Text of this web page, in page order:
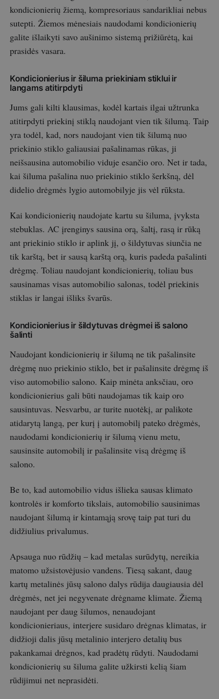
kondicionierių žiemą, kompresoriaus sandarikliai nebus
sutepti. Žiemos mėnesiais naudodami kondicionierių
galite išlaikyti savo aušinimo sistemą prižiūrėtą, kai
prasidės vasara.
Kondicionierius ir šiluma priekiniam stiklui ir
langams atitirpdyti
Jums gali kilti klausimas, kodėl kartais ilgai užtrunka
atitirpdyti priekinį stiklą naudojant vien tik šilumą. Taip
yra todėl, kad, nors naudojant vien tik šilumą nuo
priekinio stiklo galiausiai pašalinamas rūkas, ji
neišsausina automobilio viduje esančio oro. Net ir tada,
kai šiluma pašalina nuo priekinio stiklo šerkšną, dėl
didelio drėgmės lygio automobilyje jis vėl rūksta.
Kai kondicionierių naudojate kartu su šiluma, įvyksta
stebuklas. AC įrenginys sausina orą, šaltį, rasą ir rūką
ant priekinio stiklo ir aplink jį, o šildytuvas siunčia ne
tik karštą, bet ir sausą karštą orą, kuris padeda pašalinti
drėgmę. Toliau naudojant kondicionierių, toliau bus
sausinamas visas automobilio salonas, todėl priekinis
stiklas ir langai išliks švarūs.
Kondicionierius ir šildytuvas drėgmei iš salono
šalinti
Naudojant kondicionierių ir šilumą ne tik pašalinsite
drėgmę nuo priekinio stiklo, bet ir pašalinsite drėgmę iš
viso automobilio salono. Kaip minėta anksčiau, oro
kondicionierius gali būti naudojamas tik kaip oro
sausintuvas. Nesvarbu, ar turite nuotėkį, ar palikote
atidarytą langą, per kurį į automobilį pateko drėgmės,
naudodami kondicionierių ir šilumą vienu metu,
sausinsite automobilį ir pašalinsite visą drėgmę iš
salono.
Be to, kad automobilio vidus išlieka sausas klimato
kontrolės ir komforto tikslais, automobilio sausinimas
naudojant šilumą ir kintamąją srovę taip pat turi du
didžiulius privalumus.
Apsauga nuo rūdžių – kad metalas surūdytų, nereikia
matomo užsistovėjusio vandens. Tiesą sakant, daug
kartų metalinės jūsų salono dalys rūdija daugiausia dėl
drėgmės, net jei negyvenate drėgname klimate. Žiemą
naudojant per daug šilumos, nenaudojant
kondicionieriaus, interjere susidaro drėgnas klimatas, ir
didžioji dalis jūsų metalinio interjero detalių bus
pakankamai drėgnos, kad pradėtų rūdyti. Naudodami
kondicionierių su šiluma galite užkirsti kelią šiam
rūdijimui net neprasidėti.